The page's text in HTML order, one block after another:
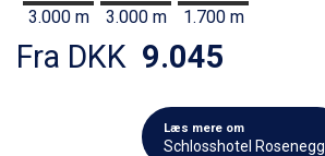
3.000 m
3.000 m
1.700 m
Fra DKK 9.045
Læs mere om
Schlosshotel Rosenegg